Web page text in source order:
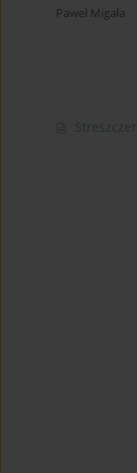
Paweł Migała